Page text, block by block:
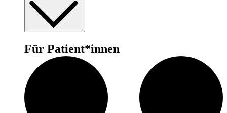
Für Patient*innen